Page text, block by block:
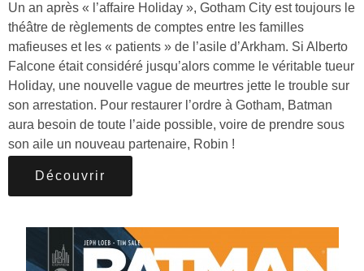
Un an après « l’affaire Holiday », Gotham City est toujours le
théâtre de règlements de comptes entre les familles
mafieuses et les « patients » de l’asile d’Arkham. Si Alberto
Falcone était considéré jusqu’alors comme le véritable tueur
Holiday, une nouvelle vague de meurtres jette le trouble sur
son arrestation. Pour restaurer l’ordre à Gotham, Batman
aura besoin de toute l’aide possible, voire de prendre sous
son aile un nouveau partenaire, Robin !
Découvrir